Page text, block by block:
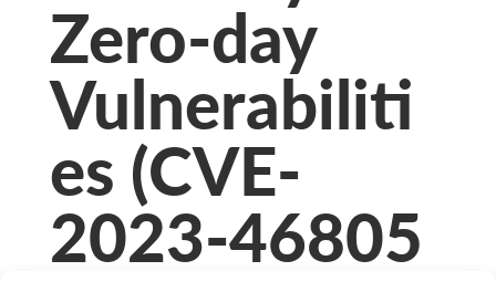
Zero-day
Vulnerabiliti
es (CVE-
2023-46805